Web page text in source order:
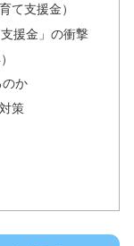
て支援金）
援金」の衝撃
か
策